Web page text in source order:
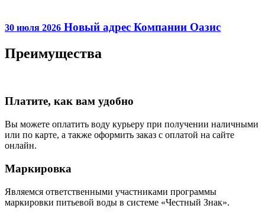
30 июля 2026 Новый адрес Компании Оазис
Преимущества
Платите, как вам удобно
Вы можете оплатить воду курьеру при получении наличными
или по карте, а также оформить заказ с оплатой на сайте
онлайн.
Маркировка
Являемся ответственными участниками программы
маркировки питьевой воды в системе «Честный Знак».